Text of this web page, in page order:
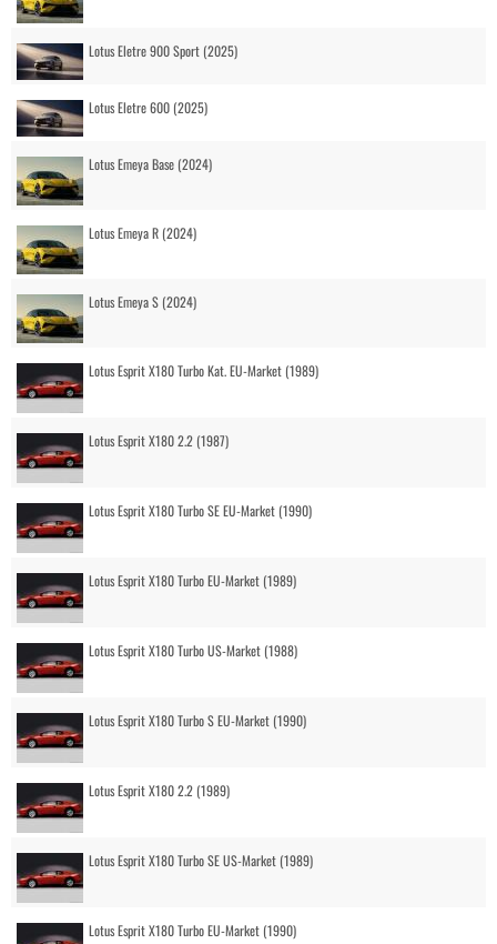
Lotus Eletre 900 Sport (2025)
Lotus Eletre 600 (2025)
Lotus Emeya Base (2024)
Lotus Emeya R (2024)
Lotus Emeya S (2024)
Lotus Esprit X180 Turbo Kat. EU-Market (1989)
Lotus Esprit X180 2.2 (1987)
Lotus Esprit X180 Turbo SE EU-Market (1990)
Lotus Esprit X180 Turbo EU-Market (1989)
Lotus Esprit X180 Turbo US-Market (1988)
Lotus Esprit X180 Turbo S EU-Market (1990)
Lotus Esprit X180 2.2 (1989)
Lotus Esprit X180 Turbo SE US-Market (1989)
Lotus Esprit X180 Turbo EU-Market (1990)